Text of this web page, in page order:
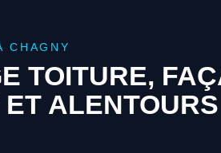
CHAGNY
TOITURE,
ALENTOURS